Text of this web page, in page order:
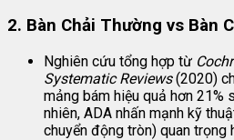
2. Bàn Chải Thường vs Bàn
Nghiên cứu tổng hợp từ
Systematic Reviews(2020)
mảng bám hiệu quả hơn 21%
nhiên, ADA nhấn mạnh kỹ
chuyển động tròn) quan trọng